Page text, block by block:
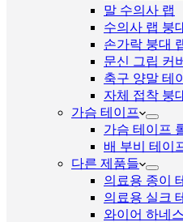
말 수의사 랩
수의사 랩 붕
손가락 붕대
문신 그립 커
축구 양말 테
자체 접착 붕
가슴 테이프
가슴 테이프
배 부비 테이
다른 제품들
의료용 종이
의료용 실크
와이어 하네